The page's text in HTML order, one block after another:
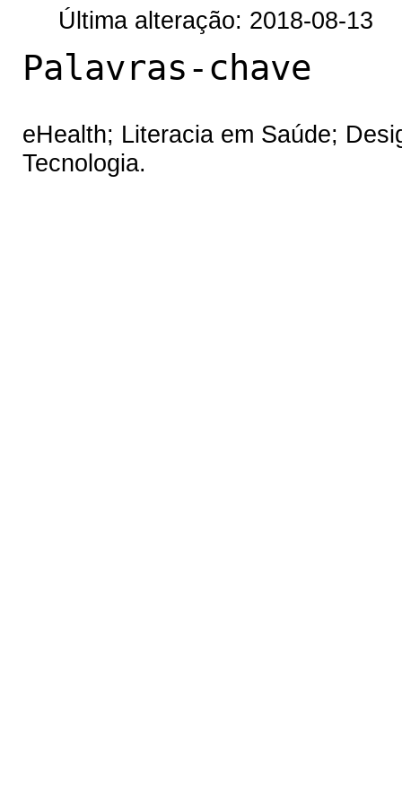
Última alteração: 2018-08-13
Palavras-chave
eHealth; Literacia em Saúde;
Tecnologia.